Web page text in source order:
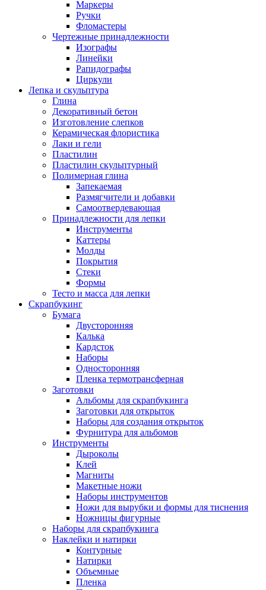
Маркеры
Ручки
Фломастеры
Чертежные принадлежности
Изографы
Линейки
Рапидографы
Циркули
Лепка и скульптура
Глина
Декоративный бетон
Изготовление слепков
Керамическая флористика
Лаки и гели
Пластилин
Пластилин скульптурный
Полимерная глина
Запекаемая
Размягчители и добавки
Самоотвердевающая
Принадлежности для лепки
Инструменты
Каттеры
Молды
Покрытия
Стеки
Формы
Тесто и масса для лепки
Скрапбукинг
Бумага
Двусторонняя
Калька
Кардсток
Наборы
Односторонняя
Пленка термотрансферная
Заготовки
Альбомы для скрапбукинга
Заготовки для открыток
Наборы для создания открыток
Фурнитура для альбомов
Инструменты
Дыроколы
Клей
Магниты
Макетные ножи
Наборы инструментов
Ножи для вырубки и формы для тиснения
Ножницы фигурные
Наборы для скрапбукинга
Наклейки и натирки
Контурные
Натирки
Объемные
Пленка